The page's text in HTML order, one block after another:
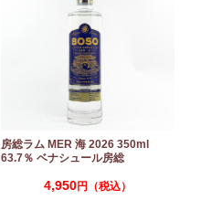
房総ラム MER 海 2026 350ml
63.7％ ベナシュール房総
4,950円（税込）